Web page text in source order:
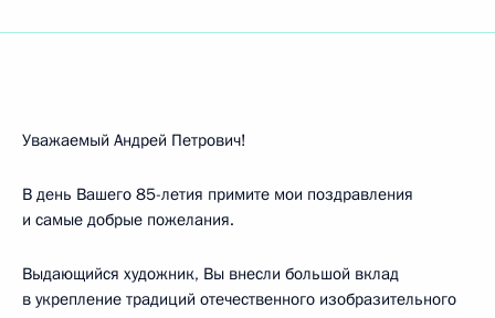
Уважаемый Андрей Петрович!
В день Вашего 85-летия примите мои поздравления
и самые добрые пожелания.
Выдающийся художник, Вы внесли большой вклад
в укрепление традиций отечественного изобразительного